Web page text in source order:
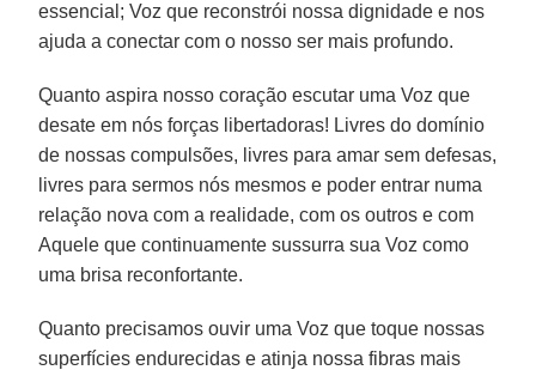
essencial; Voz que reconstrói nossa dignidade e nos
ajuda a conectar com o nosso ser mais profundo.
Quanto aspira nosso coração escutar uma Voz que
desate em nós forças libertadoras! Livres do domínio
de nossas compulsões, livres para amar sem defesas,
livres para sermos nós mesmos e poder entrar numa
relação nova com a realidade, com os outros e com
Aquele que continuamente sussurra sua Voz como
uma brisa reconfortante.
Quanto precisamos ouvir uma Voz que toque nossas
superfícies endurecidas e atinja nossa fibras mais